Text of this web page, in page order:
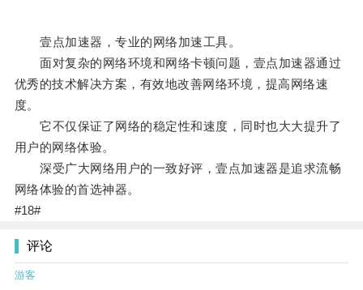
壹点加速器，专业的网络加速工具。
面对复杂的网络环境和网络卡顿问题，壹点加速器通过
优秀的技术解决方案，有效地改善网络环境，提高网络速
度。
它不仅保证了网络的稳定性和速度，同时也大大提升了
用户的网络体验。
深受广大网络用户的一致好评，壹点加速器是追求流畅
网络体验的首选神器。
#18#
评论
游客